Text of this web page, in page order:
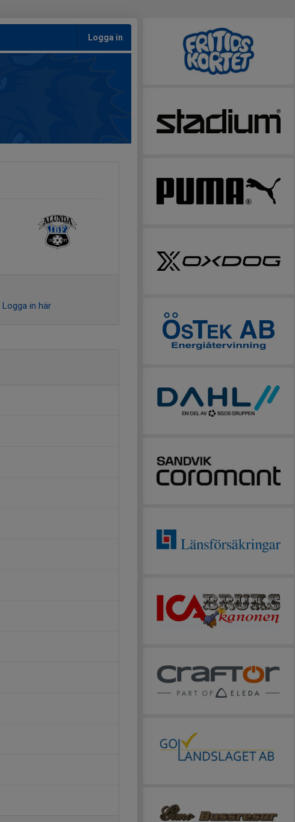
Logga in
Logga in här